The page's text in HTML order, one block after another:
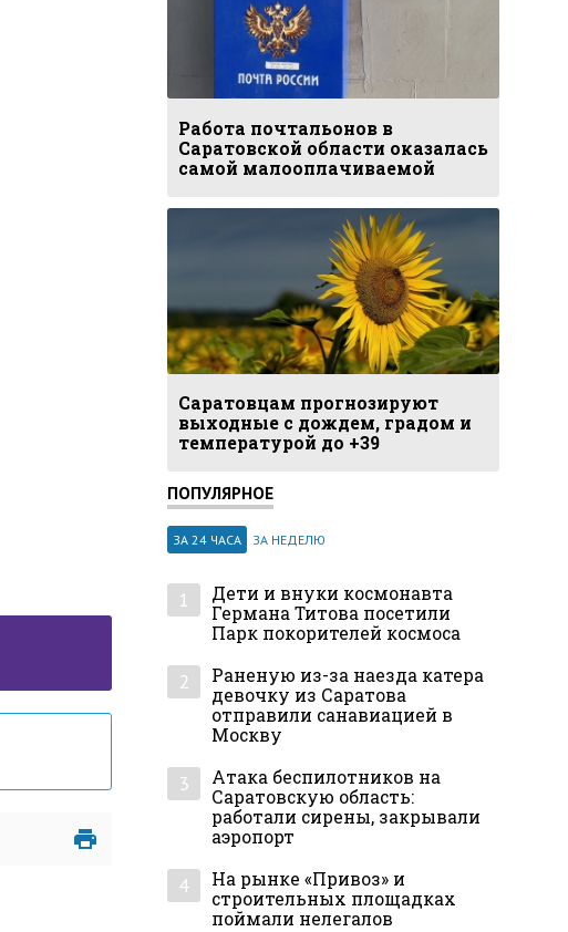
Работа почтальонов в
Саратовской области оказалась
самой малооплачиваемой
Саратовцам прогнозируют
выходные с дождем, градом и
температурой до +39
ПОПУЛЯРНОЕ
ЗА 24 ЧАСА ЗА НЕДЕЛЮ
1
Дети и внуки космонавта
Германа Титова посетили
Парк покорителей космоса
2
Раненую из-за наезда катера
девочку из Саратова
отправили санавиацией в
Москву
3
Атака беспилотников на
Саратовскую область:
работали сирены, закрывали
аэропорт
4
На рынке «Привоз» и
строительных площадках
поймали нелегалов